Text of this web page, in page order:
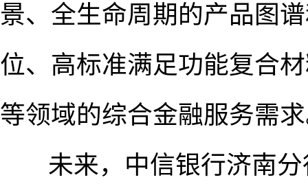
景、全生命周期的产品图
位、高标准满足功能复合
等领域的综合金融服务需
未来，中信银行济南分